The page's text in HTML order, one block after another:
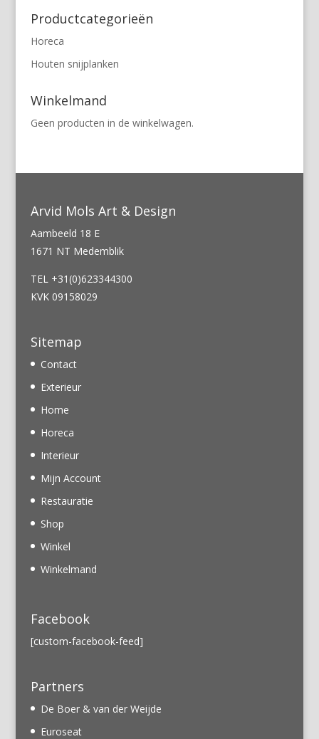
Productcategorieën
Horeca
Houten snijplanken
Winkelmand
Geen producten in de winkelwagen.
Arvid Mols Art & Design
Aambeeld 18 E
1671 NT Medemblik
TEL +31(0)623344300
KVK 09158029
Sitemap
Contact
Exterieur
Home
Horeca
Interieur
Mijn Account
Restauratie
Shop
Winkel
Winkelmand
Facebook
[custom-facebook-feed]
Partners
De Boer & van der Weijde
Euroseat